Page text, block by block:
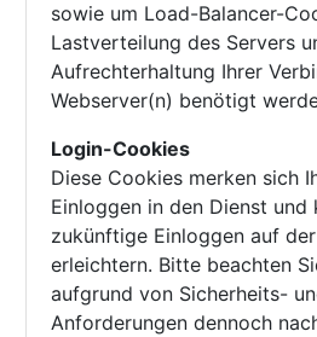
sowie um Load-Balancer-
Lastverteilung des Servers
Aufrechterhaltung Ihrer
Webserver(n) benötigt
Login-Cookies
Diese Cookies merken sich
Einloggen in den Dienst und
zukünftige Einloggen auf
erleichtern. Bitte beachten
aufgrund von Sicherheits-
Anforderungen dennoch